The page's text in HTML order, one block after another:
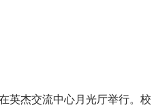
英杰交流中心月光厅举行。校